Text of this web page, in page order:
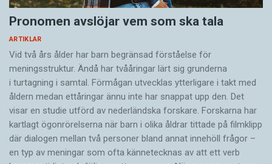
Pronomen avslöjar vem som ska tala
ARTIKLAR
Vid två års ålder har barn begränsad förståelse för
meningsstruktur. Ändå har tvååringar lärt sig grunderna
i turtagning i samtal. Förmågan utvecklas ytterligare i takt med
åldern medan ettåringar ännu inte har snappat upp den. Det
visar en studie utförd av nederländska forskare. Forskarna har
kartlagt ögonrörelserna när barn i olika åldrar tittade på filmklipp
där dialogen mellan två personer bland annat innehöll frågor –
en typ av meningar som ofta kännetecknas av att ett verb